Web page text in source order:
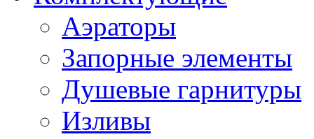
Аэраторы
Запорные элементы
Душевые гарнитуры
Изливы